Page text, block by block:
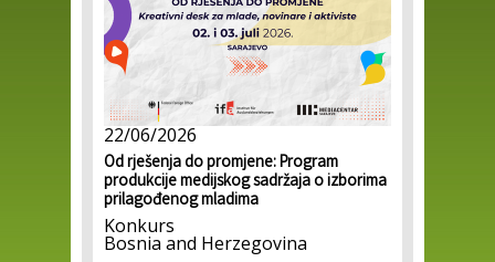
22/06/2026
Od rješenja do promjene: Program
produkcije medijskog sadržaja o izborima
prilagođenog mladima
Konkurs
Bosnia and Herzegovina